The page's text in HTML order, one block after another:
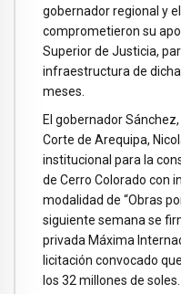
gobernador regional y
comprometieron su
Superior de Justicia,
infraestructura de
meses.
El gobernador
Corte de Arequipa,
institucional para la
de Cerro Colorado con
modalidad de “Obras
siguiente semana se
privada Máxima
licitación convocado
los 32 millones de soles.